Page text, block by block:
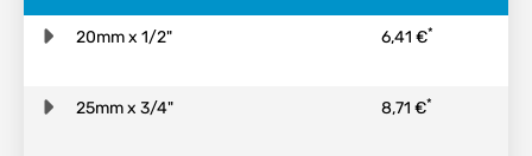
20mm x 1/2" 6,41 €*
25mm x 3/4" 8,71 €*